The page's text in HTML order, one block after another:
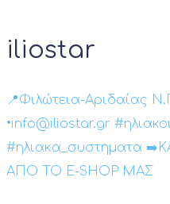
iliostar
📍Φιλώτεια-Αριδαίας
•info@iliostar.gr
#ηλιακα_συστηματα
ΑΠΟ ΤΟ E-SHOP ΜΑΣ